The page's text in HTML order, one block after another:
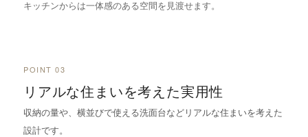
キッチンからは一体感のある空間を見渡せます。
POINT 03
リアルな住まいを考えた実用性
収納の量や、横並びで使える洗面台などリアルな住まいを考えた
設計です。